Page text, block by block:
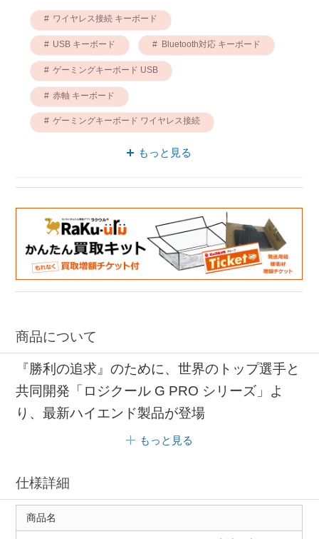
ワイヤレス接続 キーボード
USB キーボード Bluetooth対応 キーボード
ゲーミングキーボード USB
赤軸 キーボード
ゲーミングキーボード ワイヤレス接続
ゲーミングキーボード ロジクール
もっと見る
商品について
『勝利の追求』のために、世界のトップ選手と
共同開発「ロジクール G PRO シリーズ」よ
り、最新ハイエンド製品が登場
もっと見る
仕様詳細
商品名